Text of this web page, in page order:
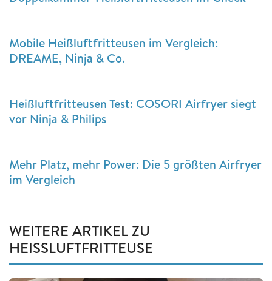
Mobile Heißluftfritteusen im Vergleich:
DREAME, Ninja & Co.
Heißluftfritteusen Test: COSORI Airfryer siegt
vor Ninja & Philips
Mehr Platz, mehr Power: Die 5 größten Airfryer
im Vergleich
WEITERE ARTIKEL ZU
HEISSLUFTFRITTEUSE